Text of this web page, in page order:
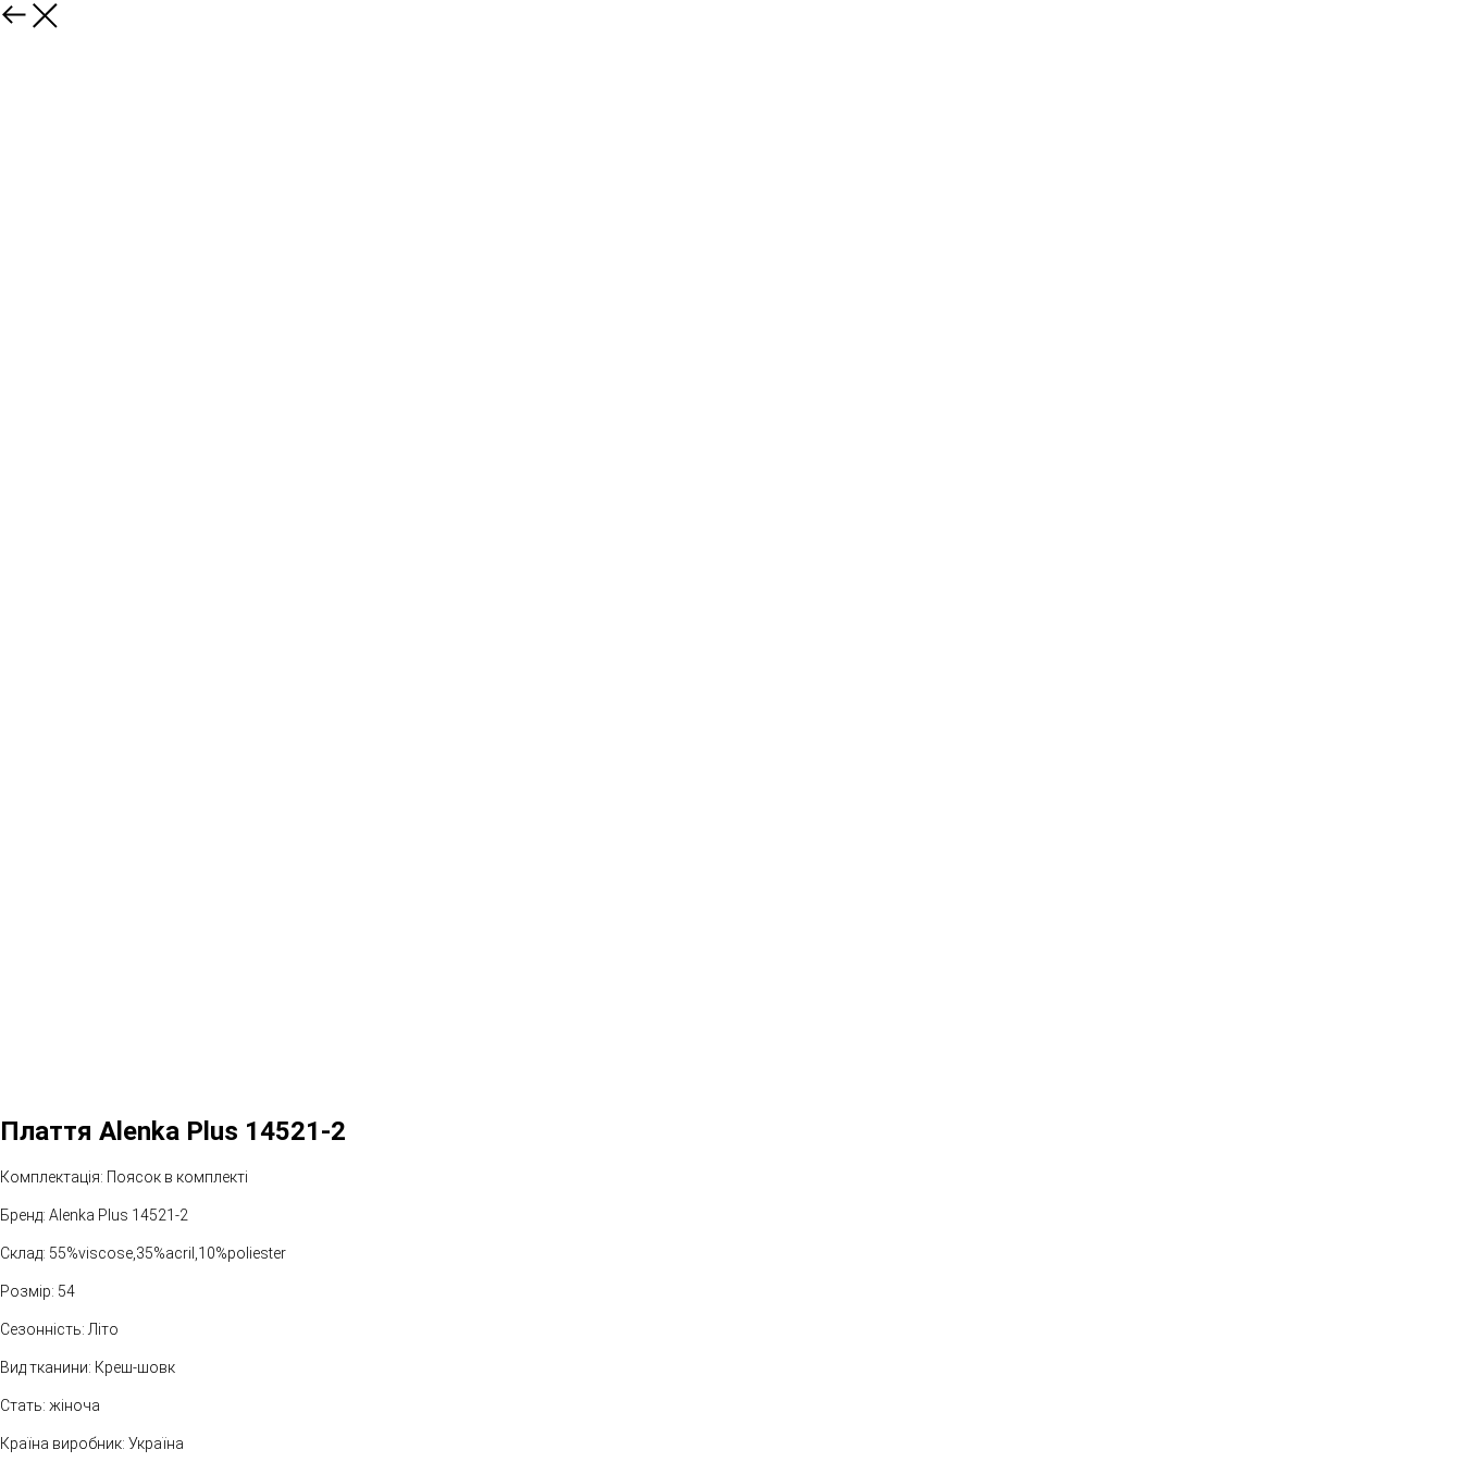
Плаття Alenka Plus 14521-2
Комплектація: Поясок в комплекті
Бренд: Alenka Plus 14521-2
Склад: 55%viscose,35%aсril,10%poliester
Розмір: 54
Сезонність: Літо
Вид тканини: Креш-шовк
Стать: жіноча
Країна виробник: Україна